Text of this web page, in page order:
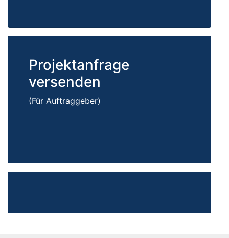
Projektanfrage
versenden
(Für Auftraggeber)